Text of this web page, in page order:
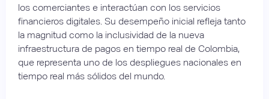
los comerciantes e interactúan con los servicios
financieros digitales. Su desempeño inicial refleja tanto
la magnitud como la inclusividad de la nueva
infraestructura de pagos en tiempo real de Colombia,
que representa uno de los despliegues nacionales en
tiempo real más sólidos del mundo.